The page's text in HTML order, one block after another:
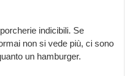
indicibili. Se
non si vede più, ci sono
un hamburger.